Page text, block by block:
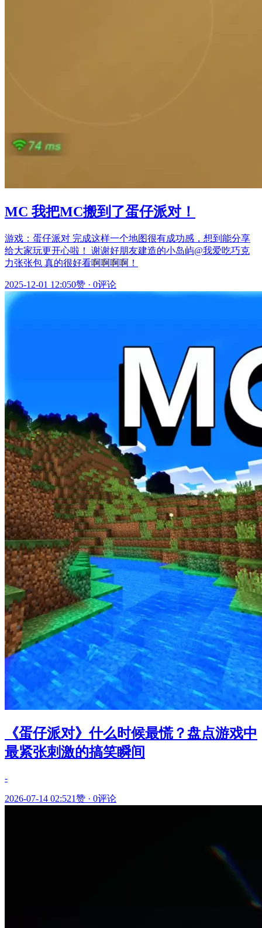
MC 我把MC搬到了蛋仔派对！
游戏：蛋仔派对 完成这样一个地图很有成功感，想到能分享
给大家玩更开心啦！ 谢谢好朋友建造的小岛屿@我爱吃巧克
力张张包 真的很好看啊啊啊啊！
2025-12-01 12:050赞 · 0评论
《蛋仔派对》什么时候最慌？盘点游戏中
最紧张刺激的搞笑瞬间
-
2026-07-14 02:521赞 · 0评论